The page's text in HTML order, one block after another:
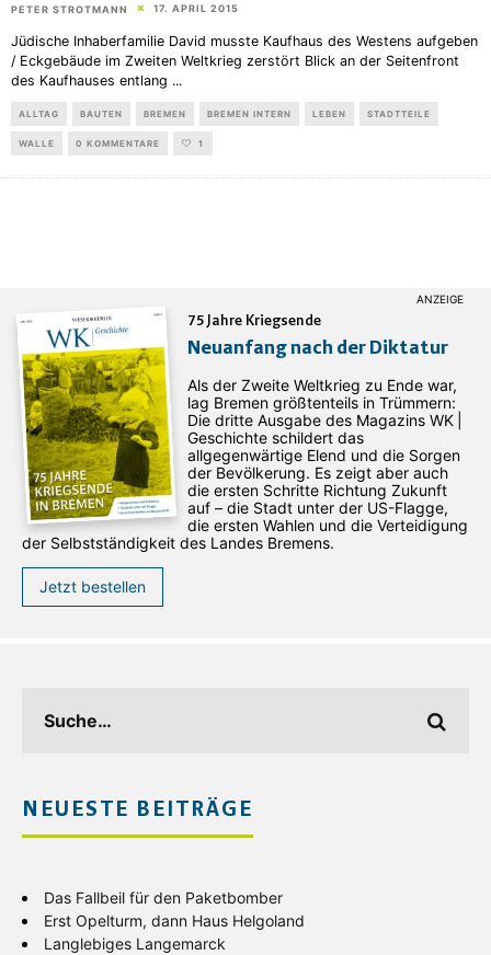
PETER STROTMANN 17. APRIL 2015
Jüdische Inhaberfamilie David musste Kaufhaus des Westens aufgeben
/ Eckgebäude im Zweiten Weltkrieg zerstört Blick an der Seitenfront
des Kaufhauses entlang ...
ALLTAG BAUTEN BREMEN BREMEN INTERN LEBEN STADTTEILE
WALLE 0 KOMMENTARE 1
75 Jahre Kriegsende
Neuanfang nach der Diktatur
Als der Zweite Weltkrieg zu Ende war,
lag Bremen größtenteils in Trümmern:
Die dritte Ausgabe des ­Magazins WK |
Geschichte schildert das
allgegenwärtige Elend und die Sorgen
der Bevölkerung. Es zeigt aber auch
die ersten Schritte Richtung Zukunft
auf – die Stadt unter der US-Flagge,
die ersten Wahlen und die Verteidigung
der Selbstständigkeit des Landes Bremens.
Jetzt bestellen
NEUESTE BEITRÄGE
Das Fallbeil für den Paketbomber
Erst Opelturm, dann Haus Helgoland
Langlebiges Langemarck